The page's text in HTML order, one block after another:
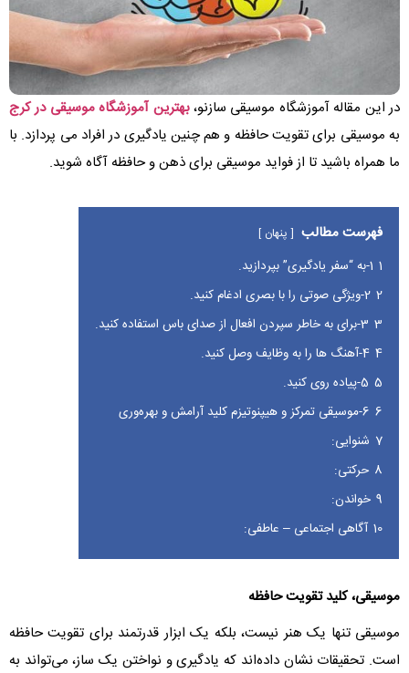
در این مقاله آموزشگاه موسیقی سازنو،بهترین آموزشگاه موسیقی در کرج
به موسیقی برای تقویت حافظه و هم چنین یادگیری در افراد می پردازد. با
ما همراه باشید تا از فواید موسیقی برای ذهن و حافظه آگاه شوید.
فهرست مطالب پنهان
1 1-به “سفر یادگیری” بپردازید.
2 2-ویژگی صوتی را با بصری ادغام کنید.
3 3-برای به خاطر سپردن افعال از صدای باس استفاده کنید.
4 4-آهنگ ها را به وظایف وصل کنید.
5 5-پیاده روی کنید.
6 6-موسیقی تمرکز و هیپنوتیزم کلید آرامش و بهره‌وری
7 شنوایی:
8 حرکتی:
9 خواندن:
10 آگاهی اجتماعی – عاطفی:
موسیقی، کلید تقویت حافظه
موسیقی تنها یک هنر نیست، بلکه یک ابزار قدرتمند برای تقویت حافظه
است. تحقیقات نشان داده‌اند که یادگیری و نواختن یک ساز، می‌تواند به